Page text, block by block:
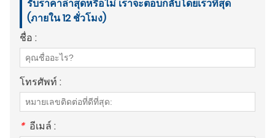
รับราคาล่าสุดหรือไม่ เราจะตอบกลับโดยเร็วที่สุด
(ภายใน 12 ชั่วโมง)
ชื่อ :
โทรศัพท์ :
* อีเมล์ :